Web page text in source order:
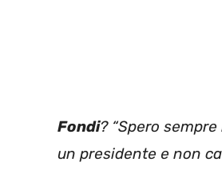
Fondi? “Spero
un presidente e non